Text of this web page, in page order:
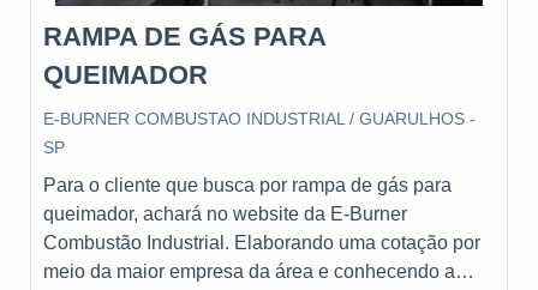
sempre à disposição para atender todas as
solicitações de seus clientes.
RAMPA DE GÁS PARA
QUEIMADOR
E-BURNER COMBUSTAO INDUSTRIAL / GUARULHOS -
SP
Para o cliente que busca por rampa de gás para
queimador, achará no website da E-Burner
Combustão Industrial. Elaborando uma cotação por
meio da maior empresa da área e conhecendo a